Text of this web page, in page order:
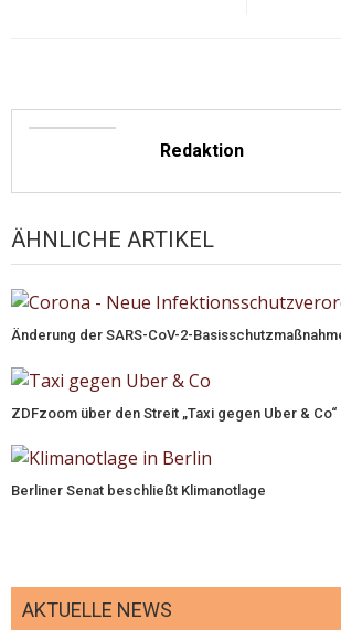
Redaktion
ÄHNLICHE ARTIKEL
Änderung der SARS-CoV-2-
ZDFzoom über den Streit „Taxi gegen Uber & Co“
Berliner Senat beschließt Klimanotlage
AKTUELLE NEWS